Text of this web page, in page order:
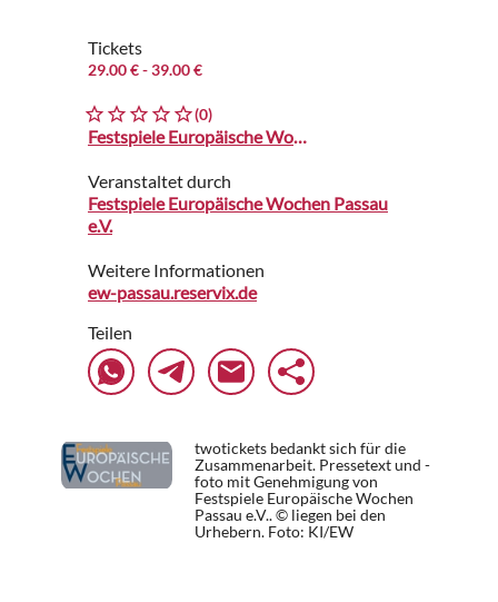
Tickets
29.00 €- 39.00 €
(0)
Festspiele Europäische Wochen
Veranstaltet durch
Festspiele Europäische Wochen Passau
e.V.
Weitere Informationen
ew-passau.reservix.de
Teilen
twotickets bedankt sich für die
Zusammenarbeit. Pressetext und -
foto mit Genehmigung von
Festspiele Europäische Wochen
Passau e.V.. © liegen bei den
Urhebern. Foto: KI/EW